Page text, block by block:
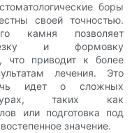
боры
своей точностью.
камня позволяет
и формовку
что приводит к более
лечения. Это
идет о сложных
таких как
или подготовка под
значение.